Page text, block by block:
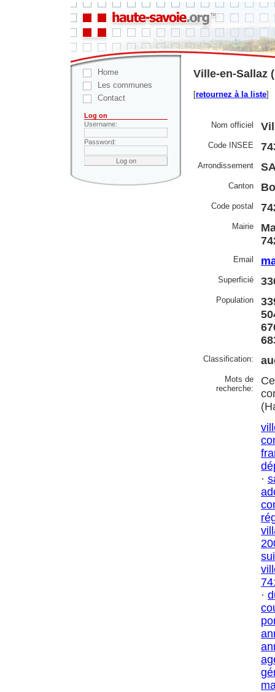
Home
Les communes
Contact
Log on
Username:
Password:
Ville-en-Sallaz
[retournez à la liste]
Nom officiel
Code INSEE
Arrondissement
Canton
Code postal
Mairie
Email
Superficié
Population
Classification:
Mots de
recherche:
·
·